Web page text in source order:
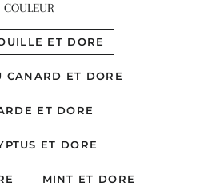
COULEUR
ET DORE
CANARD ET DORE
ET DORE
ET DORE
MINT ET DORE